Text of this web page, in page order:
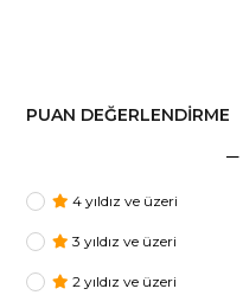
PUAN DEĞERLENDIRME
4 yıldız ve üzeri
3 yıldız ve üzeri
2 yıldız ve üzeri